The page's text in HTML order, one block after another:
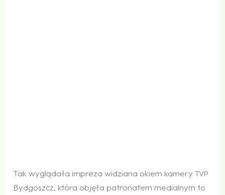
Tak wyglądała impreza widziana okiem kameryTVP
Bydgoszcz, która objęła patronatem medialnym to